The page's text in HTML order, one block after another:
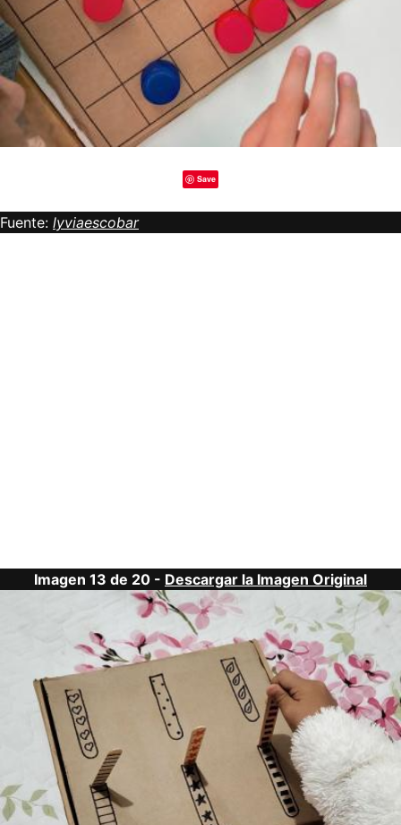
Save
Fuente: lyviaescobar
Imagen 13 de 20 - Descargar la Imagen Original